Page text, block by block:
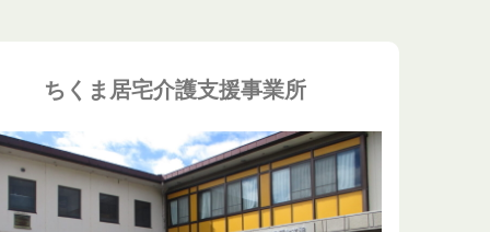
ちくま居宅介護支援事業所